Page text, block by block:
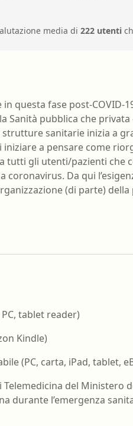
media di 222 utenti
questa fase post-COVID-
Sanità pubblica che
strutture sanitarie inizia a
a pensare come
tutti gli utenti/pazienti che
coronavirus. Da qui
(di parte)
tablet reader)
Kindle)
(PC, carta, iPad, tablet,
del Ministero
durante l’emergenza